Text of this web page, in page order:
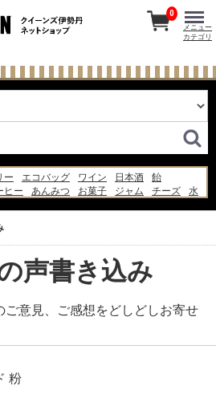
ー エコバッグ ワイン 日本酒
飴
ヒー
あんみつ お菓子 ジャム チーズ
水
0
メニュー
カテゴリ
声書き込み
意見、ご感想をどしどしお寄せ
粉